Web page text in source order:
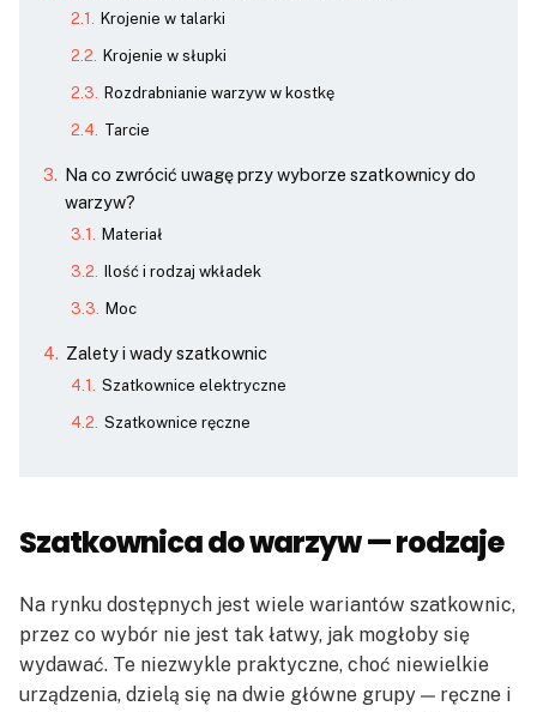
Krojenie w talarki
Krojenie w słupki
Rozdrabnianie warzyw w kostkę
Tarcie
Na co zwrócić uwagę przy wyborze szatkownicy do
warzyw?
Materiał
Ilość i rodzaj wkładek
Moc
Zalety i wady szatkownic
Szatkownice elektryczne
Szatkownice ręczne
Szatkownica do warzyw — rodzaje
Na rynku dostępnych jest wiele wariantów szatkownic,
przez co wybór nie jest tak łatwy, jak mogłoby się
wydawać. Te niezwykle praktyczne, choć niewielkie
urządzenia, dzielą się na dwie główne grupy — ręczne i